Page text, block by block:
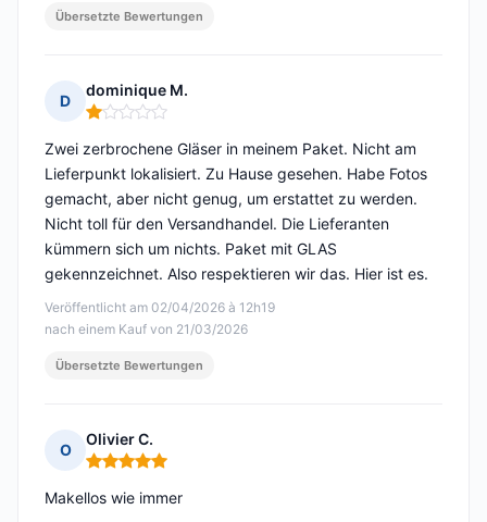
Übersetzte Bewertungen
D
dominique M.
Hinweis: 1 von 5
Veröffentlicht am 02/04/2026 à 12h19
nach einem Kauf von 21/03/2026
Zwei zerbrochene Gläser in meinem Paket. Nicht am
Lieferpunkt lokalisiert. Zu Hause gesehen. Habe Fotos
gemacht, aber nicht genug, um erstattet zu werden.
Nicht toll für den Versandhandel. Die Lieferanten
kümmern sich um nichts. Paket mit GLAS
gekennzeichnet. Also respektieren wir das. Hier ist es.
Übersetzte Bewertungen
O
Olivier C.
Hinweis: 5 von 5
Makellos wie immer